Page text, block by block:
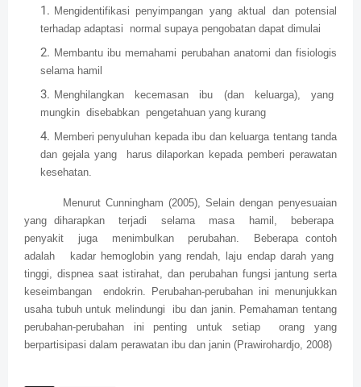
Mengidentifikasi penyimpangan yang aktual dan potensial
terhadap adaptasi
normal supaya pengobatan dapat dimulai
Membantu ibu memahami perubahan anatomi dan fisiologis
selama hamil
Menghilangkan
kecemasan ibu (dan keluarga),
yang
mungkin disebabkan pengetahuan yang kurang
Memberi penyuluhan kepada ibu dan keluarga tentang tanda
dan gejala yang
harus dilaporkan kepada pemberi perawatan
kesehatan.
Menurut Cunningham (2005), Selain dengan penyesuaian
yang diharapkan
terjadi selama masa hamil,
beberapa
penyakit
juga menimbulkan perubahan.
Beberapa contoh
adalah
kadar hemoglobin yang rendah, laju endap darah yang
tinggi, dispnea saat istirahat, dan perubahan fungsi jantung serta
keseimbangan
endokrin. Perubahan-perubahan ini menunjukkan
usaha tubuh untuk melindungi
ibu dan janin. Pemahaman tentang
perubahan-perubahan ini penting untuk setiap
orang yang
berpartisipasi dalam perawatan ibu dan janin (Prawirohardjo, 2008)